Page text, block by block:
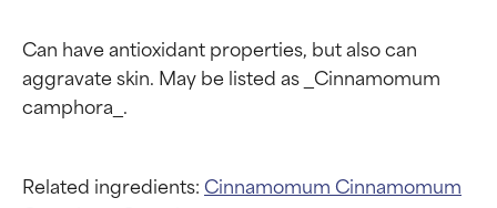
Can have antioxidant properties, but also can
aggravate skin. May be listed as _Cinnamomum
Related ingredients:CinnamomumCinnamomum